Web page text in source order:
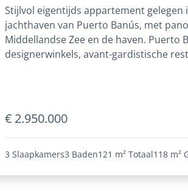
Stijlvol eigentijds appartement gelegen
jachthaven van Puerto Banús, met
Middellandse Zee en de haven. Puerto
designerwinkels, avant-gardistische
€ 2.950.000
3 Slaapkamers3 Baden121 m² Totaal118 m²